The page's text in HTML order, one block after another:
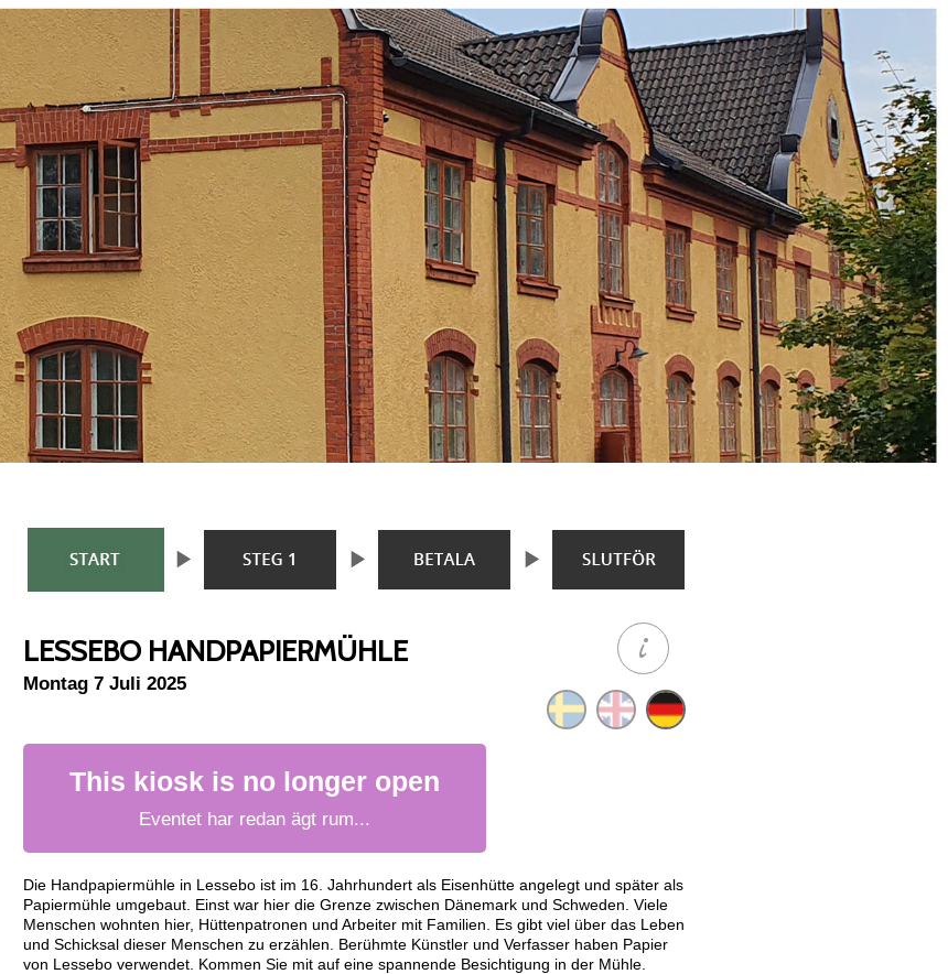
LESSEBO HANDPAPIERMÜHLE
Montag 7 Juli 2025
This kiosk is no longer open
Eventet har redan ägt rum...
Die Handpapiermühle in Lessebo ist im 16. Jahrhundert als Eisenhütte angelegt und später als
Papiermühle umgebaut. Einst war hier die Grenze zwischen Dänemark und Schweden. Viele
Menschen wohnten hier, Hüttenpatronen und Arbeiter mit Familien. Es gibt viel über das Leben
und Schicksal dieser Menschen zu erzählen. Berühmte Künstler und Verfasser haben Papier
von Lessebo verwendet. Kommen Sie mit auf eine spannende Besichtigung in der Mühle.